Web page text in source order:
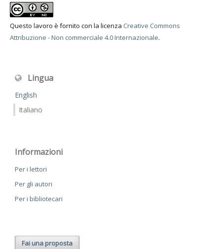
Questo lavoro è fornito con la licenza Creative Commons
Attribuzione - Non commerciale 4.0 Internazionale.
Lingua
English
Italiano
Informazioni
Per i lettori
Per gli autori
Per i bibliotecari
Fai una proposta